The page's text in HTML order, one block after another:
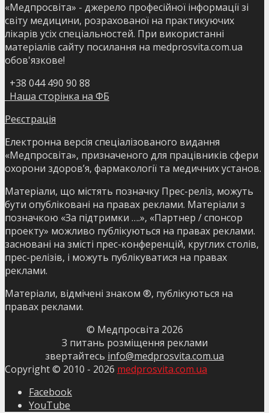
«Медпросвіта» - джерело професійної інформації зі
світу медицини, розрахованої на практикуючих
лікарів усіх спеціальностей. При використанні
матеріалів сайту посилання на medprosvita.com.ua
обов'язкове!
+38 044 490 90 88
Наша сторінка на ФБ
Реєстрація
Електронна версія спеціалізованого видання
«Медпросвіта», призначеного для працівників сфери
охорони здоров’я, фармакології та медичних установ.
Матеріали, що містять позначку Прес-реліз, можуть
бути опубліковані на правах реклами. Матеріали з
позначкою «За підтримки ….», «Партнер / спонсор
проекту» можливо публікуються на правах реклами.
засновані на змісті прес-конференцій, круглих столів,
прес-релізів, і можуть публікуватися на правах
реклами.
Матеріали, відмічені знаком ®, публікуються на
правах реклами.
© Медпросвіта 2026
З питань розміщення реклами
звертайтесь info@medprosvita.com.ua
Copyright © 2010 - 2026 medprosvita.com.ua
Facebook
YouTube